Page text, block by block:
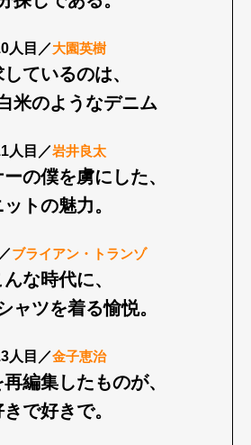
Fashion
GourmetCars
Contact
Pen Meet
Pen tw
人目／大園英樹
ているのは、
米のようなデニム
人目／岩井良太
の僕を虜にした、
ットの魅力。
ブライアン・トランゾ
んな時代に、
ャツを着る愉悦。
人目／金子恵治
編集したものが、
で好きで。